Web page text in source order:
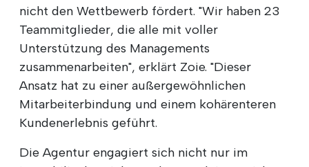
nicht den Wettbewerb fördert. "Wir haben 23
Teammitglieder, die alle mit voller
Unterstützung des Managements
zusammenarbeiten", erklärt Zoie. "Dieser
Ansatz hat zu einer außergewöhnlichen
Mitarbeiterbindung und einem kohärenteren
Kundenerlebnis geführt.
Die Agentur engagiert sich nicht nur im